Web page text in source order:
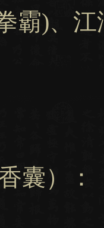
霸)、江
囊）：